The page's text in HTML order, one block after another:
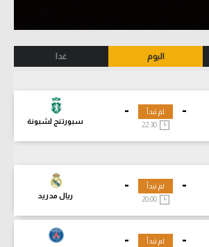
اليوم غدا
-
-
سبورتنج لشبونة
لم تبدأ
-
-
ريال مدريد
لم تبدأ
-
- لم تبدأ